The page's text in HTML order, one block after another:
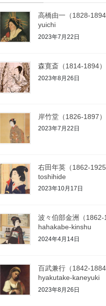
高橋由一（1828-
yuichi
2023年7月22日
森寛斎（1814-1894
2023年8月26日
岸竹堂（1826-1897
2023年7月22日
右田年英（1862-
toshihide
2023年10月17日
波々伯部金洲（1862-
hahakabe-kinshu
2024年4月14日
百武兼行（1842-1884
hyakutake-kaneyuki
2023年8月26日